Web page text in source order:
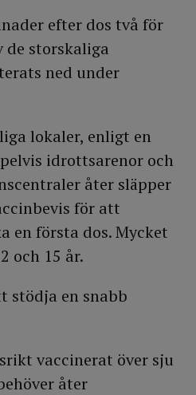
efter dos två för
de storskaliga
ned under
lokaler, enligt en
idrottsarenor och
åter släpper
för att
en första dos. Mycket
och 15 år.
stödja en snabb
vaccinerat över sju
åter